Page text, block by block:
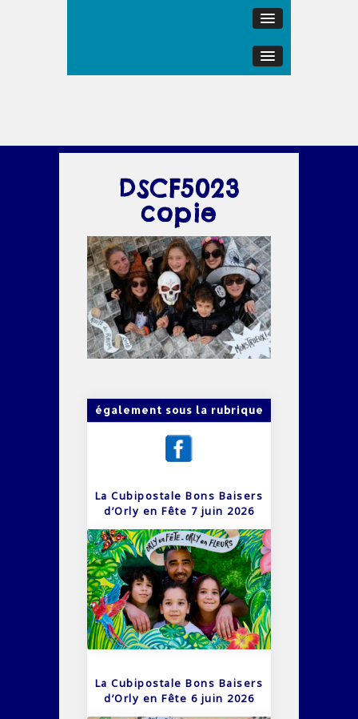
DSCF5023
copie
également sous la rubrique
La Cubipostale Bons Baisers
d’Orly en Fête 7 juin 2026
La Cubipostale Bons Baisers
d’Orly en Fête 6 juin 2026